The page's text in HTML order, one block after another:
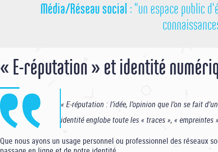
Média/Réseau social :"un espace public
« E-réputation » et identité
« E-réputation : l’idée, l’opinion que l’on se fait
identité englobe toute les « traces », « empreintes
Que nous ayons un usage personnel ou professionnel des réseaux